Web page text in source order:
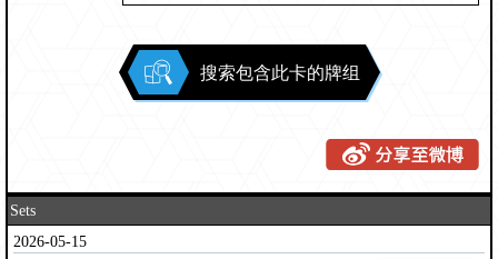
搜索包含此卡的牌组
Sets
2026-05-15